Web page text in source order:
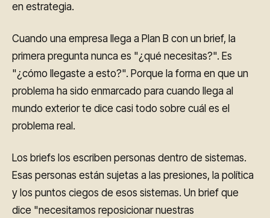
en estrategia.
Cuando una empresa llega a Plan B con un brief, la
primera pregunta nunca es "¿qué necesitas?". Es
"¿cómo llegaste a esto?". Porque la forma en que un
problema ha sido enmarcado para cuando llega al
mundo exterior te dice casi todo sobre cuál es el
problema real.
Los briefs los escriben personas dentro de sistemas.
Esas personas están sujetas a las presiones, la política
y los puntos ciegos de esos sistemas. Un brief que
dice "necesitamos reposicionar nuestras